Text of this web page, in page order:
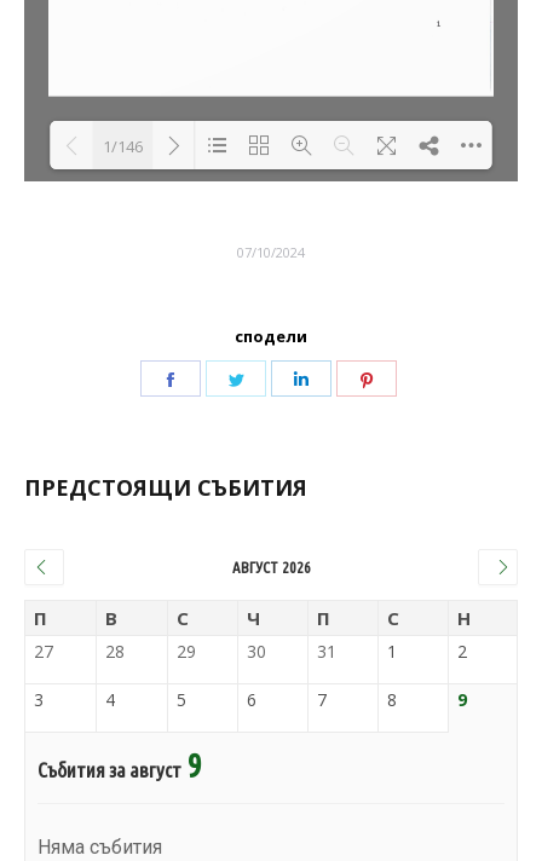
1/146
07/10/2024
сподели
ПРЕДСТОЯЩИ СЪБИТИЯ
АВГУСТ 2026
П В С Ч П С Н
27 28 29 30 31 1 2
3 4 5 6 7 8 9
Събития за август 9
Няма събития